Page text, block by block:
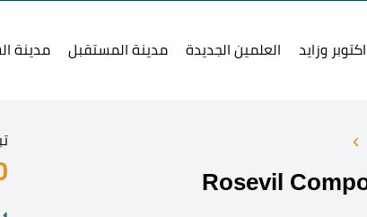
اكتوبر وزايد العلمين الجديدة مدينة المستقبل مدينة
›